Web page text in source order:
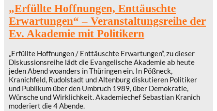
„Erfüllte Hoffnungen, Enttäuschte
Erwartungen“ – Veranstaltungsreihe der
Ev. Akademie mit Politikern
„Erfüllte Hoffnungen / Enttäuschte Erwartungen“, zu dieser
Diskussionsreihe lädt die Evangelische Akademie ab heute
jeden Abend woanders in Thüringen ein. In Pößneck,
Kranichfeld, Rudolstadt und Altenburg diskutieren Politiker
und Publikum über den Umbruch 1989, über Demokratie,
Wünsche und Wirklichkeit. Akademiechef Sebastian Kranich
moderiert die 4 Abende.